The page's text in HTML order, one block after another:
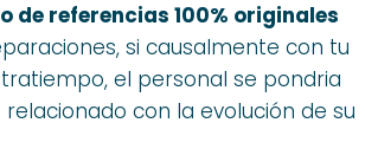
referencias 100% originales
si causalmente con tu
el personal se pondria
con la evolución de su